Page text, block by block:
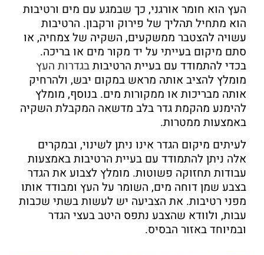
העץ הוא חומר אורגני, כך שבמגע עם מים ורטיבות
הוא מתחיל תהליך של פירוק ורקבון. הרטיבות
עשויה להצטבר ממשקעים, השקיה של צמחיה, או
סתם מיקום בעייתי על יד מקור מים או בריכה.
בכדי להתמודד עם בעיית הרטיבותבגדרות העץ
מומלץ להציב אותה מראש במקום יבש, ולהרחיק
אותה מבריכות או ממקורות מים. בנוסף, מומלץ
להימנע מהקמת גדר בלב מדשאה המקבלת השקיה
באמצעות ממטרות.
לעיתים מיקום הגדר אינו ניתן לשינוי, ובמקרים
אלה ניתן להתמודד עם בעיית הרטיבות באמצעות
עבודות תחזוקה פשוטות. מומלץ לצבוע את הגדר
בצבע שמן דוחה מים, השומר על העץ ומבודד אותו
מפני רטיבות. את הצביעה יש לעשות בשתי שכבות
עבות, ולוודא שהצבע נתפס היטב בעצי הגדר
ובמיוחד באזור הבסיס.